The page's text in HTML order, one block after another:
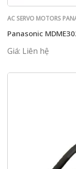
AC SERVO MOTORS
Panasonic
Giá: Liên hệ